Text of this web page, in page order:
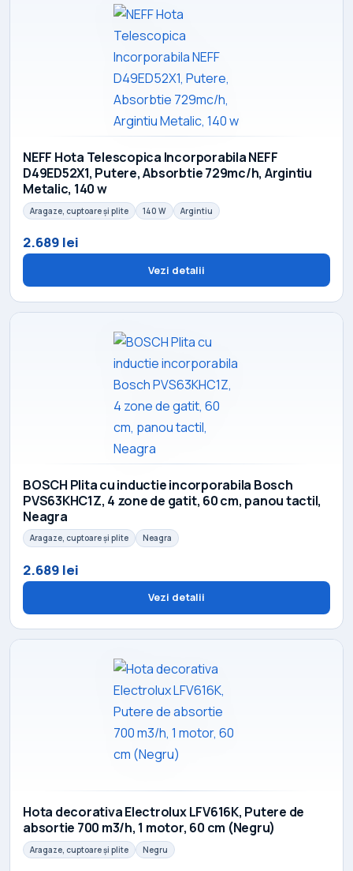
NEFF Hota Telescopica Incorporabila NEFF
D49ED52X1, Putere, Absorbtie 729mc/h, Argintiu
Metalic, 140 w
Aragaze, cuptoare și plite 140 W Argintiu
2.689 lei
Vezi detalii
BOSCH Plita cu inductie incorporabila Bosch
PVS63KHC1Z, 4 zone de gatit, 60 cm, panou tactil,
Neagra
Aragaze, cuptoare și plite Neagra
2.689 lei
Vezi detalii
Hota decorativa Electrolux LFV616K, Putere de
absortie 700 m3/h, 1 motor, 60 cm (Negru)
Aragaze, cuptoare și plite Negru